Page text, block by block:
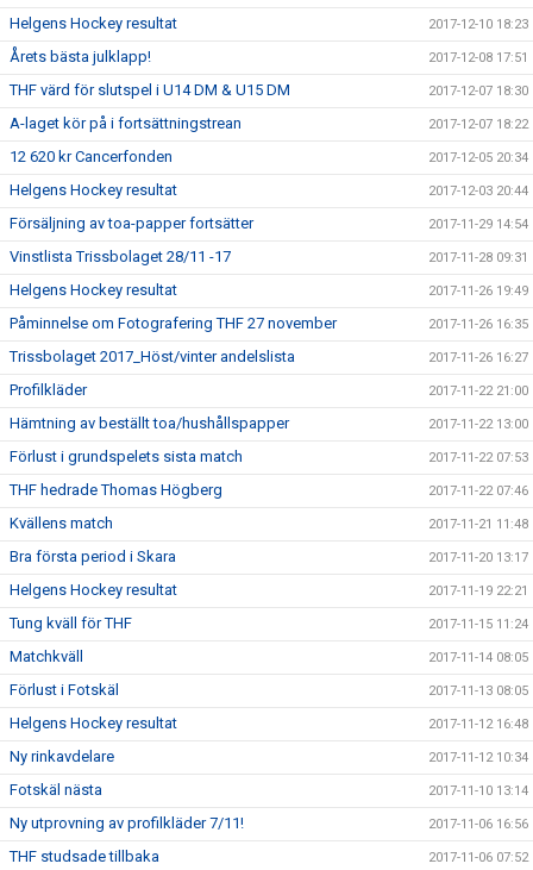
Helgens Hockey resultat 2017-12-10 18:23
Årets bästa julklapp! 2017-12-08 17:51
THF värd för slutspel i U14 DM & U15 DM 2017-12-07 18:30
A-laget kör på i fortsättningstrean 2017-12-07 18:22
12 620 kr Cancerfonden 2017-12-05 20:34
Helgens Hockey resultat 2017-12-03 20:44
Försäljning av toa-papper fortsätter 2017-11-29 14:54
Vinstlista Trissbolaget 28/11 -17 2017-11-28 09:31
Helgens Hockey resultat 2017-11-26 19:49
Påminnelse om Fotografering THF 27 november 2017-11-26 16:35
Trissbolaget 2017_Höst/vinter andelslista 2017-11-26 16:27
Profilkläder 2017-11-22 21:00
Hämtning av beställt toa/hushållspapper 2017-11-22 13:00
Förlust i grundspelets sista match 2017-11-22 07:53
THF hedrade Thomas Högberg 2017-11-22 07:46
Kvällens match 2017-11-21 11:48
Bra första period i Skara 2017-11-20 13:17
Helgens Hockey resultat 2017-11-19 22:21
Tung kväll för THF 2017-11-15 11:24
Matchkväll 2017-11-14 08:05
Förlust i Fotskäl 2017-11-13 08:05
Helgens Hockey resultat 2017-11-12 16:48
Ny rinkavdelare 2017-11-12 10:34
Fotskäl nästa 2017-11-10 13:14
Ny utprovning av profilkläder 7/11! 2017-11-06 16:56
THF studsade tillbaka 2017-11-06 07:52